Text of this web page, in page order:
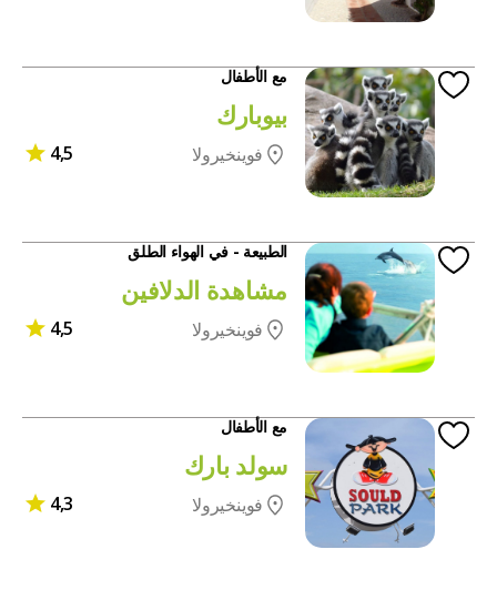
مع الأطفال
بيوبارك
فوينخيرولا 4,5
الطبيعة - في الهواء الطلق
مشاهدة الدلافين
فوينخيرولا 4,5
مع الأطفال
سولد بارك
فوينخيرولا 4,3